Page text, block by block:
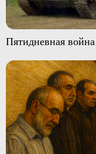
Пятидневная